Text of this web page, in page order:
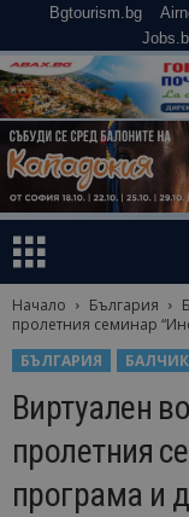
Bgtourism.bg
Начало България
пролетния семинар
БЪЛГАРИЯ
БАЛЧИК
Виртуален
пролетния
програмa и